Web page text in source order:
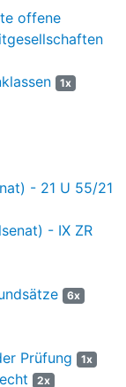
durch
(S. 8
heißt es:
und 2015
erlitten und
aus. Sie ist
27 der
wir
hin. Dort ist
offene
1x
- 21 U 55/21
- IX ZR
6x
Prüfung
1x
2x